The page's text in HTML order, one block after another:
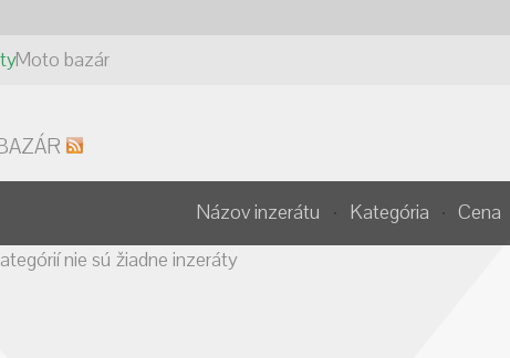
Moto bazár
Názov inzerátu Kategória Cena
nie sú žiadne inzeráty